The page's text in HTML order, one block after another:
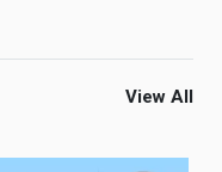
View All